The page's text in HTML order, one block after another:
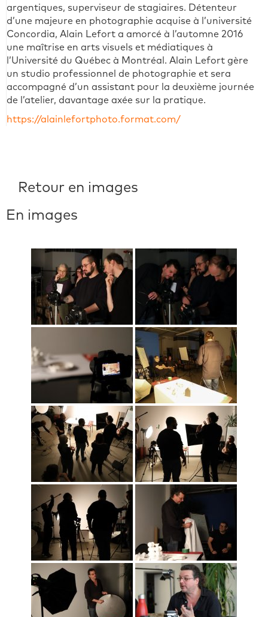
argentiques, superviseur de stagiaires. Détenteur
d’une majeure en photographie acquise à l’université
Concordia, Alain Lefort a amorcé à l’automne 2016
une maîtrise en arts visuels et médiatiques à
l’Université du Québec à Montréal. Alain Lefort gère
un studio professionnel de photographie et sera
accompagné d’un assistant pour la deuxième journée
de l’atelier, davantage axée sur la pratique.
https://alainlefortphoto.format.com/
Retour en images
En images